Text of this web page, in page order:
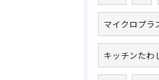
マイクロプラ
キッチンたわ